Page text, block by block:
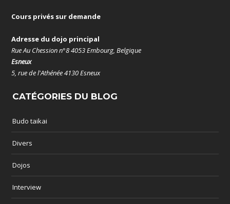
Cours privés sur demande
Adresse du dojo principal
Rue Au Chession n°8 4053 Embourg, Belgique
Esneux
5, rue de l'Athénée 4130 Esneux
CATÉGORIES DU BLOG
Budo taikai
Divers
Dojos
Interview